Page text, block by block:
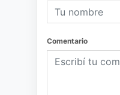
Comentario